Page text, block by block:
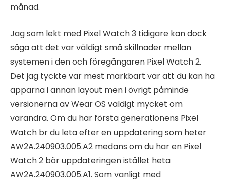
månad.
Jag som lekt med Pixel Watch 3 tidigare kan dock
säga att det var väldigt små skillnader mellan
systemen i den och föregångaren Pixel Watch 2.
Det jag tyckte var mest märkbart var att du kan ha
apparna i annan layout men i övrigt påminde
versionerna av Wear OS väldigt mycket om
varandra. Om du har första generationens Pixel
Watch br du leta efter en uppdatering som heter
AW2A.240903.005.A2 medans om du har en Pixel
Watch 2 bör uppdateringen istället heta
AW2A.240903.005.A1. Som vanligt med